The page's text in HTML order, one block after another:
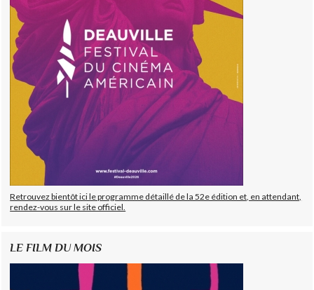
Retrouvez bientôt ici le programme détaillé de la 52e édition et, en attendant,
rendez-vous sur le site officiel.
LE FILM DU MOIS